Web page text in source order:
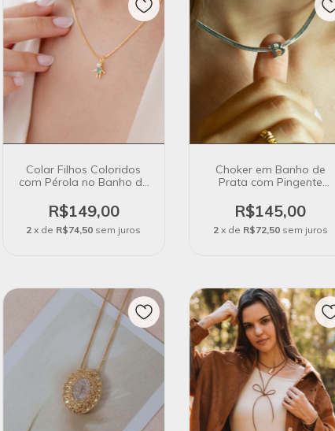
Colar Filhos Coloridos
com Pérola no Banho de
R$149,00
2 x de R$74,50 sem juros
Choker em Banho de
Prata com Pingente
R$145,00
2 x de R$72,50 sem juros